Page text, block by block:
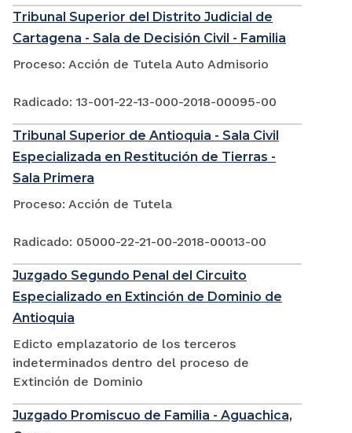
Tribunal Superior del Distrito Judicial de
Cartagena - Sala de Decisión Civil - Familia
Proceso: Acción de Tutela Auto Admisorio
Radicado: 13-001-22-13-000-2018-00095-00
Tribunal Superior de Antioquia - Sala Civil
Especializada en Restitución de Tierras -
Sala Primera
Proceso: Acción de Tutela
Radicado: 05000-22-21-00-2018-00013-00
Juzgado Segundo Penal del Circuito
Especializado en Extinción de Dominio de
Antioquia
Edicto emplazatorio de los terceros
indeterminados dentro del proceso de
Extinción de Dominio
Juzgado Promiscuo de Familia - Aguachica,